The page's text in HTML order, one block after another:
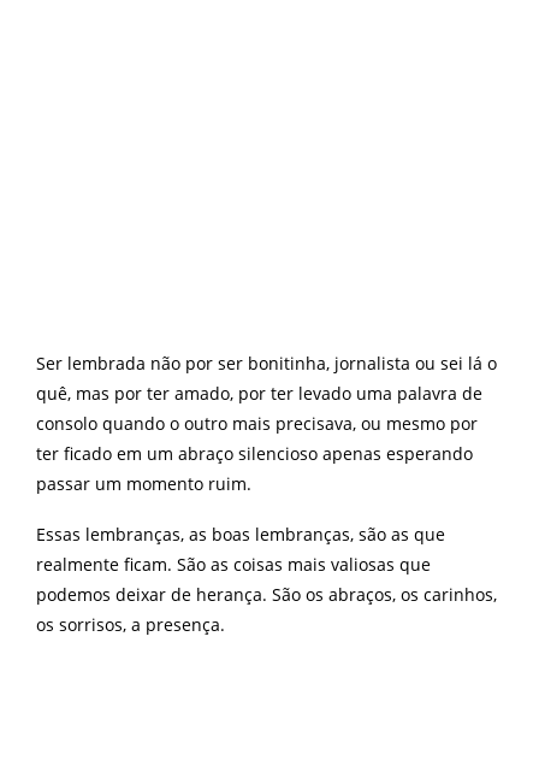
Ser lembrada não por ser bonitinha, jornalista ou sei lá o
quê, mas por ter amado, por ter levado uma palavra de
consolo quando o outro mais precisava, ou mesmo por
ter ficado em um abraço silencioso apenas esperando
passar um momento ruim.
Essas lembranças, as boas lembranças, são as que
realmente ficam. São as coisas mais valiosas que
podemos deixar de herança. São os abraços, os carinhos,
os sorrisos, a presença.